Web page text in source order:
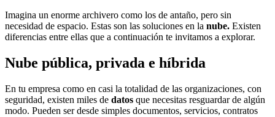
Imagina un enorme archivero como los de antaño, pero sin
necesidad de espacio. Estas son las soluciones en la nube. Existen
diferencias entre ellas que a continuación te invitamos a explorar.
Nube pública, privada e híbrida
En tu empresa como en casi la totalidad de las organizaciones, con
seguridad, existen miles de datos que necesitas resguardar de algún
modo. Pueden ser desde simples documentos, servicios, contratos